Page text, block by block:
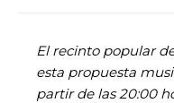
El recinto popular
esta propuesta
partir de las 20:00